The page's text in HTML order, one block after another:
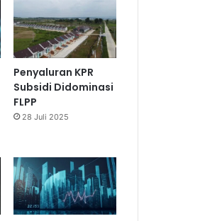
Penyaluran KPR
Subsidi Didominasi
FLPP
28 Juli 2025